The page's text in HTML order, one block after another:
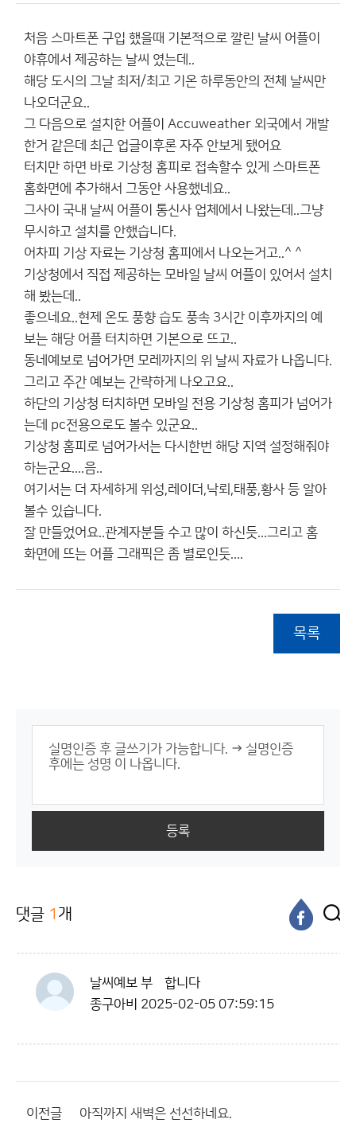
처음 스마트폰 구입 했을때 기본적으로 깔린 날씨 어플이
야휴에서 제공하는 날씨 였는데..
해당 도시의 그날 최저/최고 기온 하루동안의 전체 날씨만
나오더군요..
그 다음으로 설치한 어플이 Accuweather 외국에서 개발
한거 같은데 최근 업글이후론 자주 안보게 됐어요
터치만 하면 바로 기상청 홈피로 접속할수 있게 스마트폰
홈화면에 추가해서 그동안 사용했네요..
그사이 국내 날씨 어플이 통신사 업체에서 나왔는데..그냥
무시하고 설치를 안했습니다.
어차피 기상 자료는 기상청 홈피에서 나오는거고..^ ^
기상청에서 직접 제공하는 모바일 날씨 어플이 있어서 설치
해 봤는데..
좋으네요..현제 온도 풍향 습도 풍속 3시간 이후까지의 예
보는 해당 어플 터치하면 기본으로 뜨고..
동네예보로 넘어가면 모레까지의 위 날씨 자료가 나옵니다.
그리고 주간 예보는 간략하게 나오고요..
하단의 기상청 터치하면 모바일 전용 기상청 홈피가 넘어가
는데 pc전용으로도 볼수 있군요..
기상청 홈피로 넘어가서는 다시한번 해당 지역 설정해줘야
하는군요....음..
여기서는 더 자세하게 위성,레이더,낙뢰,태풍,황사 등 알아
볼수 있습니다.
잘 만들었어요..관계자분들 수고 많이 하신듯...그리고 홈
화면에 뜨는 어플 그래픽은 좀 별로인듯....
목록
등록
댓글 1 개
날씨예보 부탇합니다
종구아비 2025-02-05 07:59:15
이전글 아직까지 새벽은 선선하네요.